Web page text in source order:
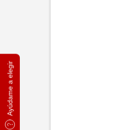
Ayúdame a elegir